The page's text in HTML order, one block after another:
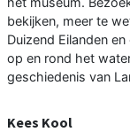
bekijken, meer te
Duizend Eilanden
op en rond het
geschiedenis van
Kees Kool